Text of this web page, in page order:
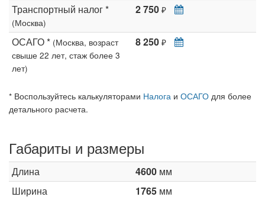
Транспортный налог *
(Москва)
2 750 ₽
ОСАГО * (Москва, возраст
свыше 22 лет, стаж более 3
лет)
8 250 ₽
* Воспользуйтесь калькуляторами Налога и ОСАГО для более
детального расчета.
Габариты и размеры
Длина 4600 мм
Ширина
1765 мм